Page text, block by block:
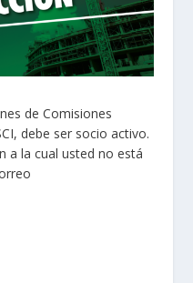
de Comisiones
debe ser socio activo.
a la cual usted no está